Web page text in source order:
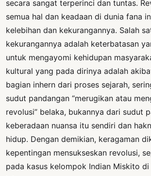
secara sangat terperinci dan tuntas.
semua hal dan keadaan di dunia fana
kelebihan dan kekurangannya. Salah
kekurangannya adalah keterbatasan
untuk mengayomi kehidupan
kultural yang pada dirinya adalah
bagian inhern dari proses sejarah,
sudut pandangan “merugikan atau
revolusi” belaka, bukannya dari sudut
keberadaan nuansa itu sendiri dan
hidup. Dengan demikian, keragaman
kepentingan mensukseskan revolusi,
pada kasus kelompok Indian Miskito